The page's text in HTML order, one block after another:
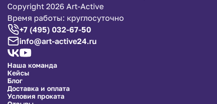
Copyright 2026 Art-Active
Время работы: круглосуточно
+7 (495) 032-67-50
info@art-active24.ru
Наша команда
Кейсы
Блог
Доставка и оплата
Условия проката